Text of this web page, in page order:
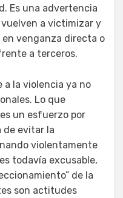
Es una advertencia
vuelven a victimizar y
venganza directa o
a terceros.
a la violencia ya no
Lo que
un esfuerzo por
de evitar la
violentamente
todavía excusable,
de la
son actitudes